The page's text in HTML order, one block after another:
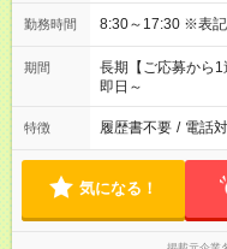
勤務時間 8:30～
期間
長期【ご応募から1
即日～
特徴 履歴書不要 / 電話
気になる！